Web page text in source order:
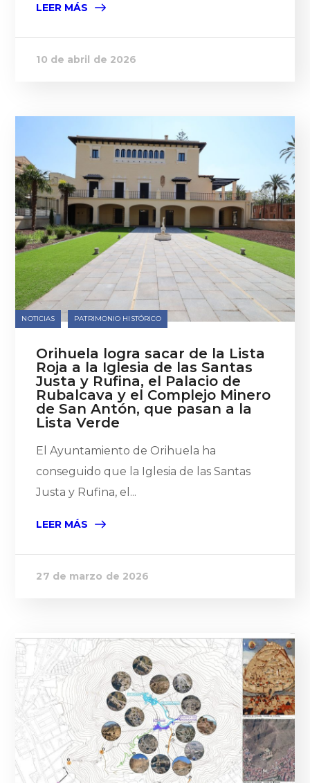
LEER MÁS
10 de abril de 2026
NOTICIAS PATRIMONIO HISTÓRICO
Orihuela logra sacar de la Lista
Roja a la Iglesia de las Santas
Justa y Rufina, el Palacio de
Rubalcava y el Complejo Minero
de San Antón, que pasan a la
Lista Verde
El Ayuntamiento de Orihuela ha
conseguido que la Iglesia de las Santas
Justa y Rufina, el...
LEER MÁS
27 de marzo de 2026